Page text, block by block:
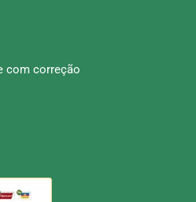
com correção